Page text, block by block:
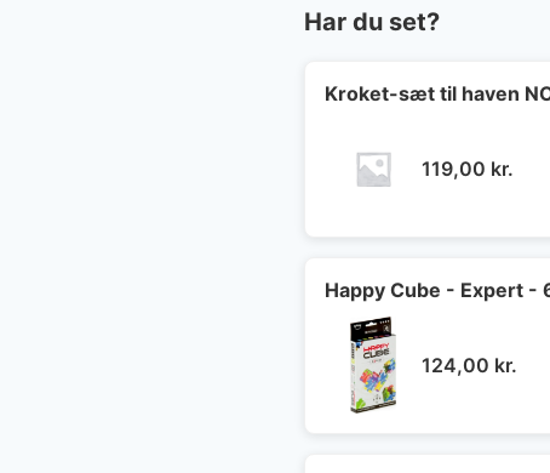
Har du set?
Kroket-sæt til haven
119,00 kr.
Happy Cube - Expert
124,00 kr.